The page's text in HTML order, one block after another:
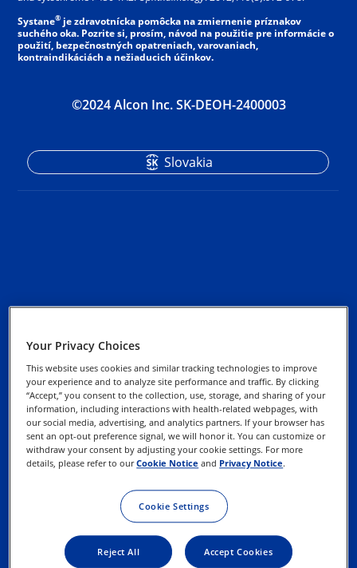
Systane® je zdravotnícka pomôcka na zmiernenie príznakov
suchého oka. Pozrite si, prosím, návod na použitie pre informácie o
použití, bezpečnostných opatreniach, varovaniach,
kontraindikáciách a nežiaducich účinkov.
©2024 Alcon Inc. SK-DEOH-2400003
Slovakia
Zásady ochrany
Informácie o súboroch
cookies
Uplatnite svoje práva
Podmienky používania
Your Privacy Choices
This website uses cookies and similar tracking technologies to improve
your experience and to analyze site performance and traffic. By clicking
“Accept,” you consent to the collection, use, storage, and sharing of your
information, including interactions with health-related webpages, with
our social media, advertising, and analytics partners. If your browser has
sent an opt-out preference signal, we will honor it. You can customize or
withdraw your consent by adjusting your cookie settings. For more
details, please refer to ourCookie Notice and Privacy Notice.
Cookie Settings
Reject All Accept Cookies